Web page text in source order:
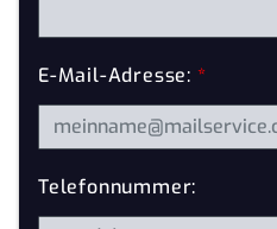
E-Mail-Adresse: *
Telefonnummer: